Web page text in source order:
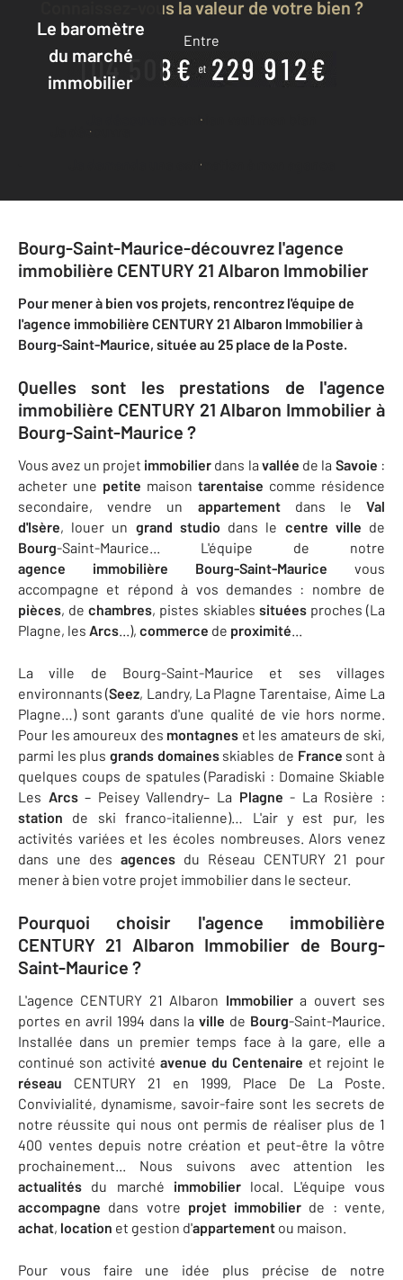
Le baromètre
du marché
immobilier
Je découvre
Connaissez-vous la valeur de votre bien ?
Entre
Je découvre combien vaut mon bien
Je demande une estimation à mon agence
Bourg-Saint-Maurice-découvrez l'agence
immobilière CENTURY 21 Albaron Immobilier
Pour mener à bien vos projets, rencontrez l'équipe de
l'agence immobilière CENTURY 21 Albaron Immobilier à
Bourg-Saint-Maurice, située au 25 place de la Poste.
Quelles sont les prestations de l'agence
immobilière CENTURY 21 Albaron Immobilier à
Bourg-Saint-Maurice ?
Vous avez un projet immobilier dans la vallée de la Savoie :
acheter une petite maison tarentaise comme résidence
secondaire, vendre un appartementdans le Val
d'Isère, louer un grand studio dans le centre ville de
Bourg-Saint-Maurice... L'équipe de notre
agence immobilière Bourg-Saint-Maurice vous
accompagne et répond à vos demandes : nombre de
pièces, dechambres, pistes skiables situéesproches (La
Plagne, les Arcs...), commerce de proximité...
La ville de Bourg-Saint-Maurice et ses villages
environnants (Seez, Landry, La Plagne Tarentaise, Aime La
Plagne…) sont garants d'une qualité de vie hors norme.
Pour les amoureux des montagnes et les amateurs de ski,
parmi les plus grands domainesskiables de France sont à
quelques coups de spatules (Paradiski : Domaine Skiable
Les Arcs– Peisey Vallendry– La Plagne - La Rosière :
station de ski franco-italienne)… L'air y est pur, les
activités variées et les écoles nombreuses. Alors venez
dans une des agences du Réseau CENTURY 21 pour
mener à bien votre projet immobilier dans le secteur.
Pourquoi choisir l'agence immobilière
CENTURY 21 Albaron Immobilier de Bourg-
Saint-Maurice ?
L'agence CENTURY 21 Albaron Immobiliera ouvert ses
portes en avril 1994 dans laville de Bourg-Saint-Maurice.
Installée dans un premier temps face à la gare, elle a
continué son activité avenue du Centenaire et rejoint le
réseau CENTURY 21 en 1999, Place De La Poste.
Convivialité, dynamisme, savoir-faire sont les secrets de
notre réussite qui nous ont permis de réaliser plus de 1
400 ventes depuis notre création et peut-être la vôtre
prochainement... Nous suivons avec attention les
actualités du marché immobilier local. L'équipe vous
accompagne dans votre projet immobilier de : vente,
achat, location et gestion d'appartement ou maison.
Pour vous faire une idée plus précise de notre